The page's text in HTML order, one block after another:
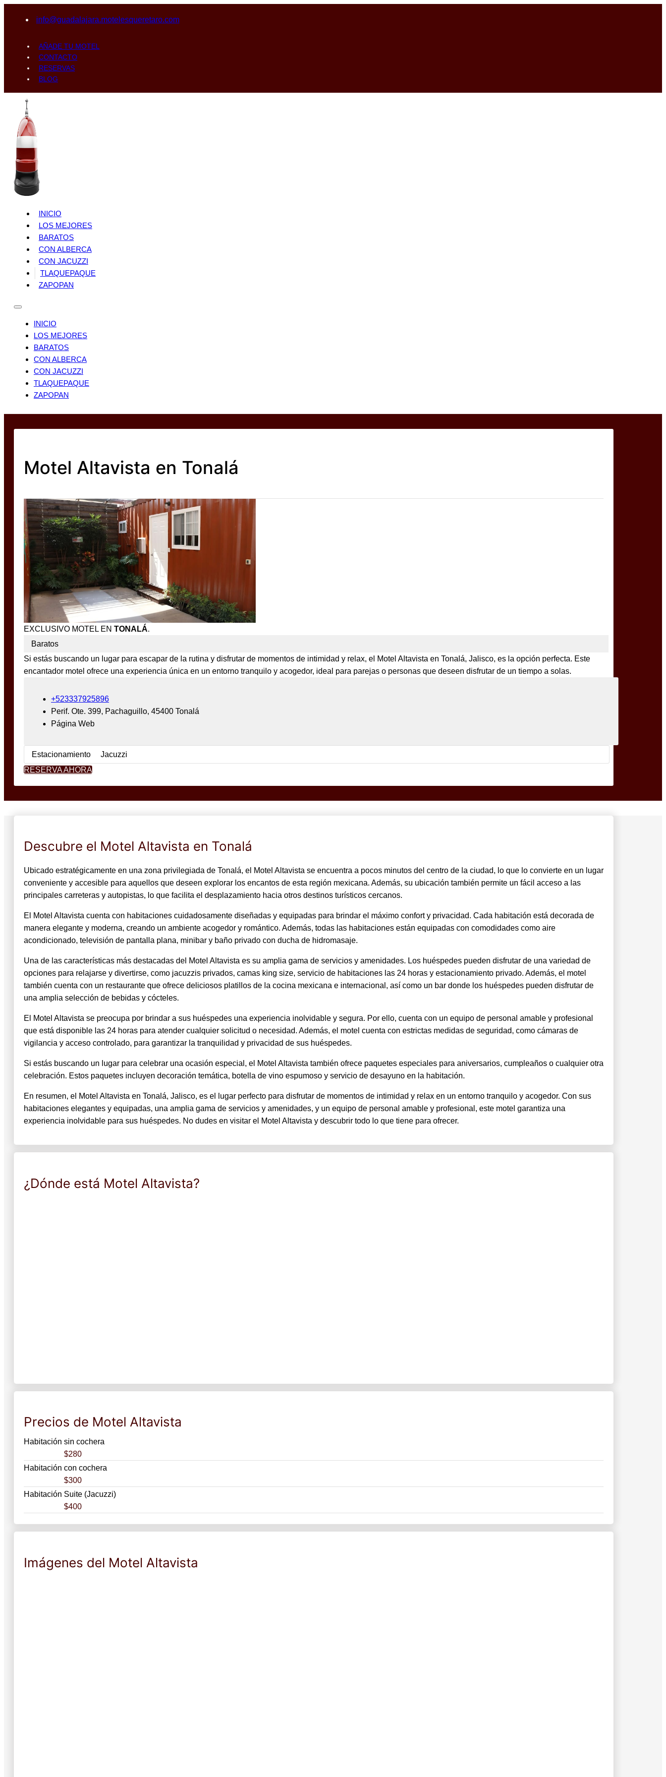
info@guadalajara.motelesqueretaro.com
AÑADE TU MOTEL
CONTACTO
RESERVAS
BLOG
INICIO
LOS MEJORES
BARATOS
CON ALBERCA
CON JACUZZI
TLAQUEPAQUE
ZAPOPAN
INICIO
LOS MEJORES
BARATOS
CON ALBERCA
CON JACUZZI
TLAQUEPAQUE
ZAPOPAN
Motel Altavista en Tonalá
EXCLUSIVO MOTEL EN TONALÁ.
Baratos
Si estás buscando un lugar para escapar de la rutina y disfrutar de momentos de intimidad y relax, el Motel Altavista en Tonalá, Jalisco, es la opción perfecta. Este
encantador motel ofrece una experiencia única en un entorno tranquilo y acogedor, ideal para parejas o personas que deseen disfrutar de un tiempo a solas.
+523337925896
Perif. Ote. 399, Pachaguillo, 45400 Tonalá
Página Web
Estacionamiento
Jacuzzi
RESERVA AHORA
Descubre el Motel Altavista en Tonalá
Ubicado estratégicamente en una zona privilegiada de Tonalá, el Motel Altavista se encuentra a pocos minutos del centro de la ciudad, lo que lo convierte en un lugar
conveniente y accesible para aquellos que deseen explorar los encantos de esta región mexicana. Además, su ubicación también permite un fácil acceso a las
principales carreteras y autopistas, lo que facilita el desplazamiento hacia otros destinos turísticos cercanos.
El Motel Altavista cuenta con habitaciones cuidadosamente diseñadas y equipadas para brindar el máximo confort y privacidad. Cada habitación está decorada de
manera elegante y moderna, creando un ambiente acogedor y romántico. Además, todas las habitaciones están equipadas con comodidades como aire
acondicionado, televisión de pantalla plana, minibar y baño privado con ducha de hidromasaje.
Una de las características más destacadas del Motel Altavista es su amplia gama de servicios y amenidades. Los huéspedes pueden disfrutar de una variedad de
opciones para relajarse y divertirse, como jacuzzis privados, camas king size, servicio de habitaciones las 24 horas y estacionamiento privado. Además, el motel
también cuenta con un restaurante que ofrece deliciosos platillos de la cocina mexicana e internacional, así como un bar donde los huéspedes pueden disfrutar de
una amplia selección de bebidas y cócteles.
El Motel Altavista se preocupa por brindar a sus huéspedes una experiencia inolvidable y segura. Por ello, cuenta con un equipo de personal amable y profesional
que está disponible las 24 horas para atender cualquier solicitud o necesidad. Además, el motel cuenta con estrictas medidas de seguridad, como cámaras de
vigilancia y acceso controlado, para garantizar la tranquilidad y privacidad de sus huéspedes.
Si estás buscando un lugar para celebrar una ocasión especial, el Motel Altavista también ofrece paquetes especiales para aniversarios, cumpleaños o cualquier otra
celebración. Estos paquetes incluyen decoración temática, botella de vino espumoso y servicio de desayuno en la habitación.
En resumen, el Motel Altavista en Tonalá, Jalisco, es el lugar perfecto para disfrutar de momentos de intimidad y relax en un entorno tranquilo y acogedor. Con sus
habitaciones elegantes y equipadas, una amplia gama de servicios y amenidades, y un equipo de personal amable y profesional, este motel garantiza una
experiencia inolvidable para sus huéspedes. No dudes en visitar el Motel Altavista y descubrir todo lo que tiene para ofrecer.
¿Dónde está Motel Altavista?
Precios de Motel Altavista
Habitación sin cochera
$280
Habitación con cochera
$300
Habitación Suite (Jacuzzi)
$400
Imágenes del Motel Altavista